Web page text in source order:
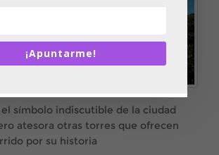
el símbolo indiscutible de la ciudad
atesora otras torres que ofrecen
por su historia
¡Apuntarme!